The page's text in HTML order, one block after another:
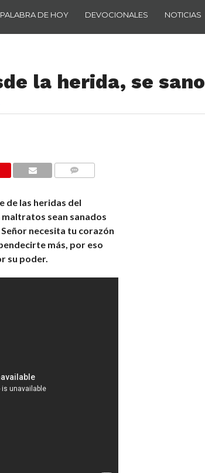
PALABRA DE HOY DEVOCIONALES NOTICIAS
la herida, se sano
de las heridas del
sean sanados
necesita tu corazón
más, por eso
su poder.